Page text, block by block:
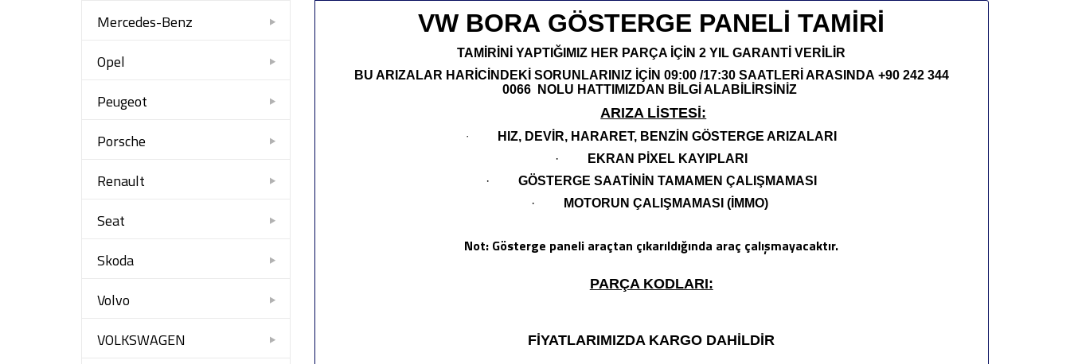
Mercedes-Benz
Opel
Peugeot
Porsche
Renault
Seat
Skoda
Volvo
VOLKSWAGEN
VW BORA GÖSTERGE PANELİ TAMİRİ
TAMİRİNİ YAPTIĞIMIZ HER PARÇA İÇİN 2 YIL GARANTİ VERİLİR
BU ARIZALAR HARİCİNDEKİ SORUNLARINIZ İÇİN 09:00 /17:30 SAATLERİ ARASINDA +90 242 344
0066 NOLU HATTIMIZDAN BİLGİ ALABİLİRSİNİZ
ARIZA LİSTESİ:
·
HIZ, DEVİR, HARARET, BENZİN GÖSTERGE ARIZALARI
·
EKRAN PİXEL KAYIPLARI
·GÖSTERGE SAATİNİN TAMAMEN ÇALIŞMAMASI
·
MOTORUN ÇALIŞMAMASI (İMMO)
Not: Gösterge paneli araçtan çıkarıldığında araç çalışmayacaktır.
PARÇA KODLARI:
FİYATLARIMIZDA KARGO DAHİLDİR